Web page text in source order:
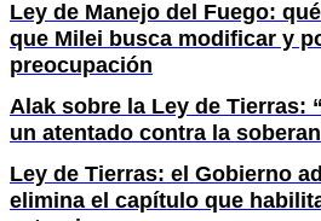
Ley de Manejo del Fuego:
que Milei busca modificar y
preocupación
Alak sobre la Ley de Tierras:
un atentado contra la
Ley de Tierras: el Gobierno
elimina el capítulo que